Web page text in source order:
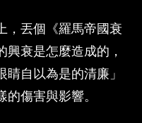
，丟個《羅馬帝國衰
衰是怎麼造成的，
自以為是的清廉」
傷害與影響。